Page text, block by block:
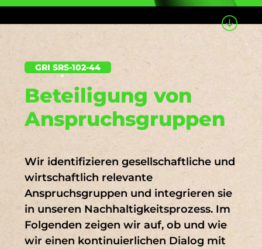
Maßnahmenkataloges inkl.
Zuständigkeiten
Etablierung eines
Kennzahlensystems
Verstärkte Einführung von
(bspw. die Optimierung der
telefonischen Erreichbarkeit)
Überarbeitung der
Organisationsstruktur, u. a. durch
Abteilungszusammenlegungen,
Schaffung von Stabstsellen,
GRI SRS-102-44
Beteiligung von
Anspruchsgruppen
Wir identifizieren gesellschaftliche und
wirtschaftlich relevante
Anspruchsgruppen und integrieren sie
in unseren Nachhaltigkeitsprozess. Im
Folgenden zeigen wir auf, ob und wie
wir einen kontinuierlichen Dialog mit
Regenerative Energien
Kennzahlen Klima
Ökonomie
Schnelleinstieg
DNK 1 (4) DNK 10 (4)
DNK 12 (3) DNK 16 (3)
DNK 18 (3) DNK 20 (3)